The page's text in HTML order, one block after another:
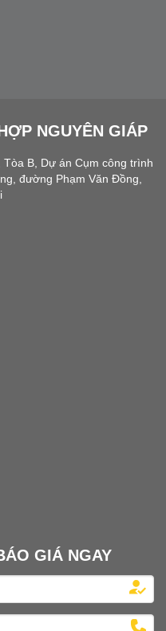
NGUYÊN GIÁP
B, Dự án Cụm công trình
đường Phạm Văn Đồng,
GIÁ NGAY